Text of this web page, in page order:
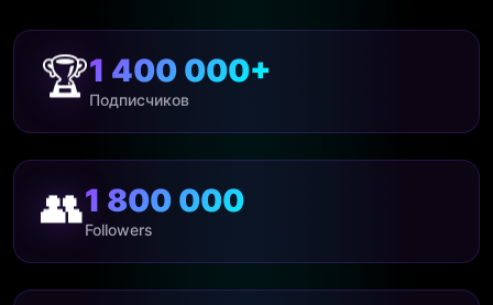
🏆1 400 000+
Подписчиков
👥1 800 000
Followers